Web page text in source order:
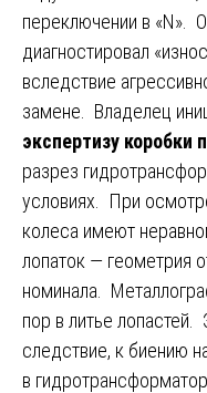
переключении в «N».
диагностировал
вследствие
замене. Владелец
экспертизу коробки
разрез
условиях. При
колеса имеют
лопаток — геометрия
номинала.
пор в литье лопастей.
следствие, к биению
в